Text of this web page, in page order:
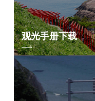
观光手册下载